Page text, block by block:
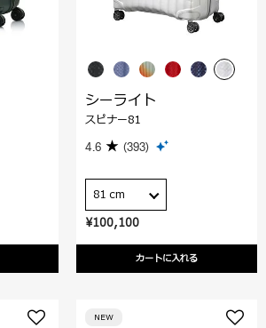
¥100,100
カートに入れる
シーライト
スピナー81
4.6 (393)
81 cm
NEW